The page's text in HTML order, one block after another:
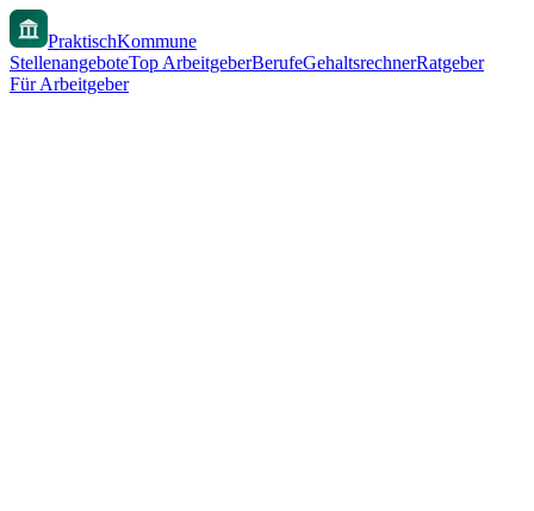
PraktischKommune
StellenangeboteTop ArbeitgeberBerufeGehaltsrechnerRatgeber
Für Arbeitgeber